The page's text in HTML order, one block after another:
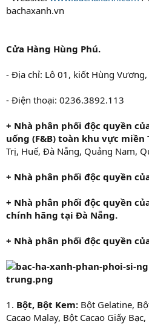
bachaxanh.vn
Cửa Hàng Hùng Phú.
- Địa chỉ: Lô 01, kiốt Hùng Vương,
- Điện thoại: 0236.3892.113
+ Nhà phân phối độc quyền
uống (F&B) toàn khu vực miền
Trị, Huế, Đà Nẵng, Quảng Nam,
+ Nhà phân phối độc quyền
+ Nhà phân phối độc quyền
chính hãng tại Đà Nẵng.
+ Nhà phân phối độc quyền
1. Bột, Bột Kem: Bột Gelatine,
Cacao Malay, Bột Cacao Giấy